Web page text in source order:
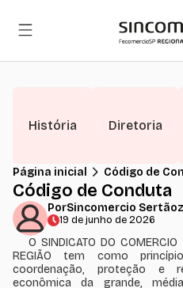
História Diretoria
Página inicial Código de
Código de Conduta
PorSincomercio
19 de junho de 2026
O SINDICATO DO COMERCIO
REGIÃO tem como
coordenação, proteção e
econômica da grande,